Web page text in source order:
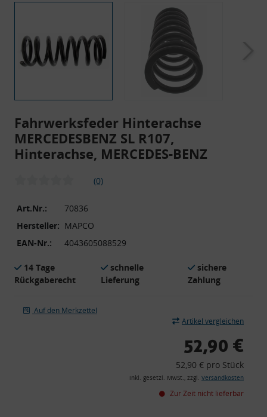
Fahrwerksfeder Hinterachse
MERCEDESBENZ SL R107,
Hinterachse, MERCEDES-BENZ
(0)
Art.Nr.:
70836
Hersteller: MAPCO
EAN-Nr.:
4043605088529
14 Tage
Rückgaberecht
schnelle
Lieferung
sichere
Zahlung
Auf den Merkzettel
Artikel vergleichen
52,90 €
52,90 € pro Stück
inkl. gesetzl. MwSt., zzgl. Versandkosten
Zur Zeit nicht lieferbar